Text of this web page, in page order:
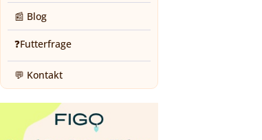
📰 Blog
❓Futterfrage
💬 Kontakt